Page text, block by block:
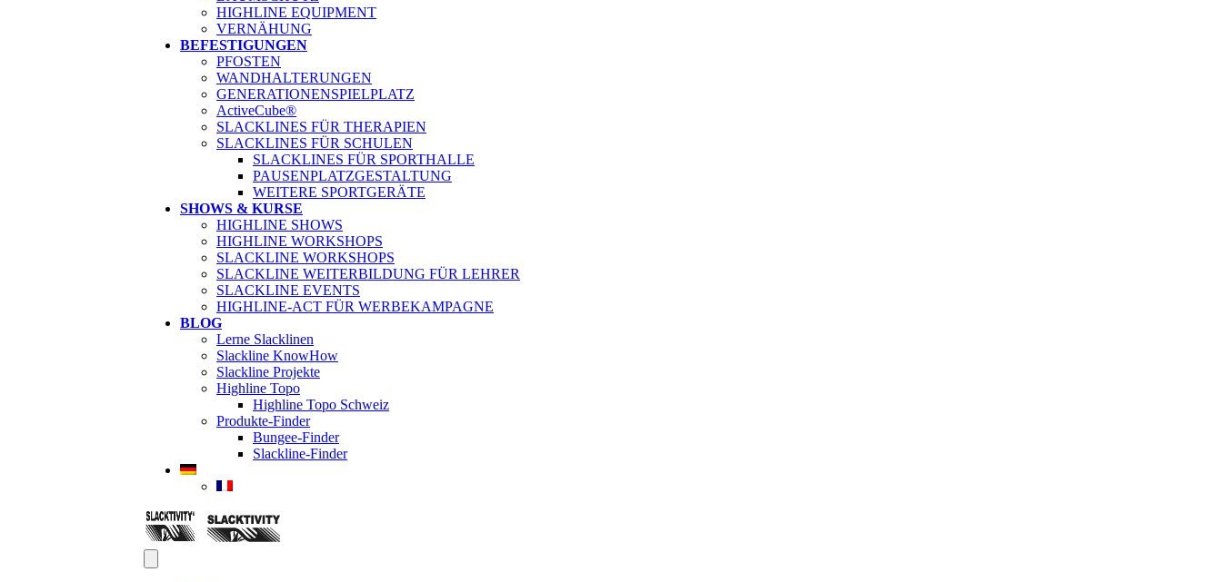
HIGHLINE EQUIPMENT
VERNÄHUNG
BEFESTIGUNGEN
PFOSTEN
WANDHALTERUNGEN
GENERATIONENSPIELPLATZ
ActiveCube®
SLACKLINES FÜR THERAPIEN
SLACKLINES FÜR SCHULEN
SLACKLINES FÜR SPORTHALLE
PAUSENPLATZGESTALTUNG
WEITERE SPORTGERÄTE
SHOWS & KURSE
HIGHLINE SHOWS
HIGHLINE WORKSHOPS
SLACKLINE WORKSHOPS
SLACKLINE WEITERBILDUNG FÜR LEHRER
SLACKLINE EVENTS
HIGHLINE-ACT FÜR WERBEKAMPAGNE
BLOG
Lerne Slacklinen
Slackline KnowHow
Slackline Projekte
Highline Topo
Highline Topo Schweiz
Produkte-Finder
Bungee-Finder
Slackline-Finder